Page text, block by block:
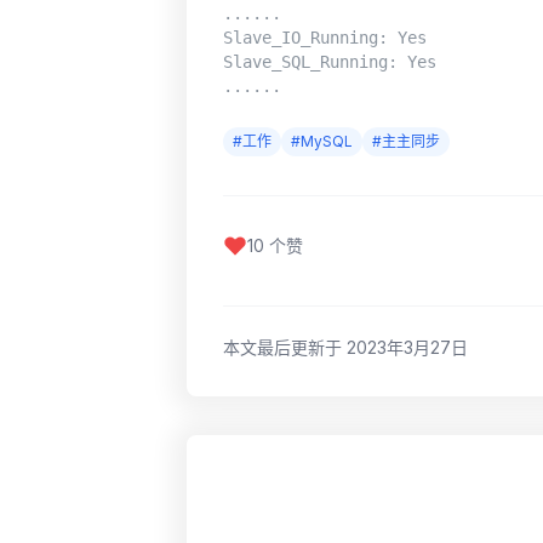
......
Slave_IO_Running: Yes
Slave_SQL_Running: Yes
......
#工作 #MySQL #主主同步
10 个赞
本文最后更新于 2023年3月27日